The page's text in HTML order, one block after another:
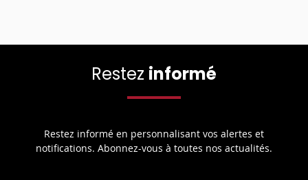
Restez informé
Restez informé en personnalisant vos alertes et
notifications. Abonnez-vous à toutes nos actualités.